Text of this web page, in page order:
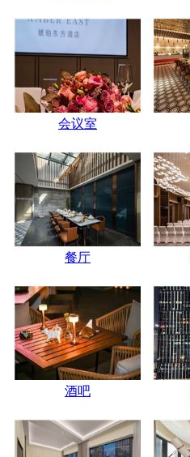
会议室
餐厅
酒吧